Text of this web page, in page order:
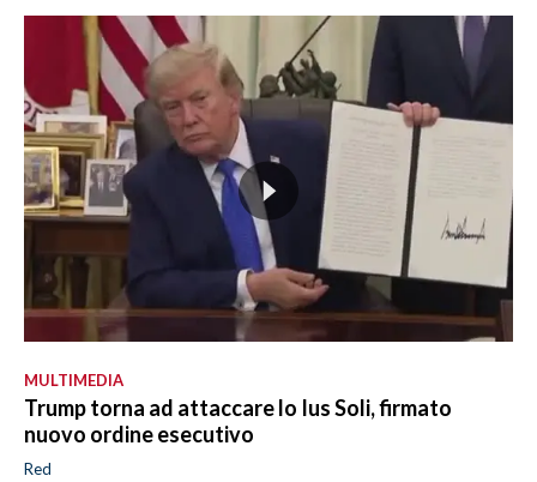
MULTIMEDIA
Trump torna ad attaccare lo Ius Soli, firmato
nuovo ordine esecutivo
Red